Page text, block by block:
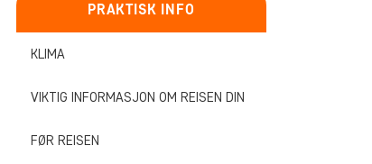
PRAKTISK INFO
KLIMA
VIKTIG INFORMASJON OM REISEN DIN
FØR REISEN